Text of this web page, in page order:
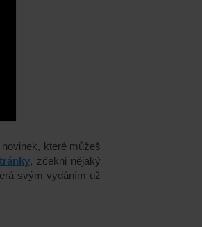
které můžeš
, zčekni nějaký
svým vydáním už